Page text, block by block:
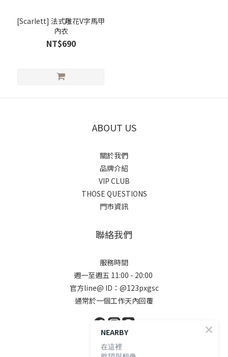
[Scarlett] 法式雕花V字馬甲
內衣
NT$690
ABOUT US
關於我們
品牌介紹
VIP CLUB
THOSE QUESTIONS
門市資訊
聯絡我們
服務時間
週一至週五 11:00 - 20:00
官方line@ ID：@123pxgsc
通常於一個工作天內回覆
顧客服務
NEARBY
在這裡